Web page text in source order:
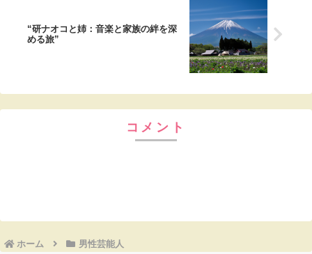
“研ナオコと姉：音楽と家族の絆を深
める旅”
コメント
ホーム 男性芸能人